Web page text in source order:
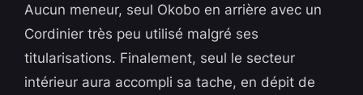
Aucun meneur, seul Okobo en arrière avec un
Cordinier très peu utilisé malgré ses
titularisations. Finalement, seul le secteur
intérieur aura accompli sa tache, en dépit de